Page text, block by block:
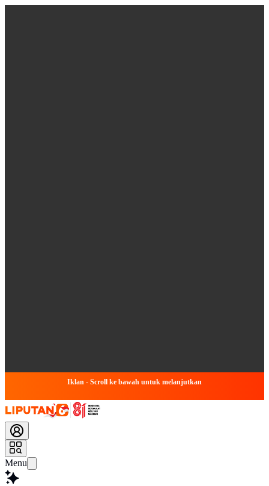
Iklan - Scroll ke bawah untuk melanjutkan
Menu